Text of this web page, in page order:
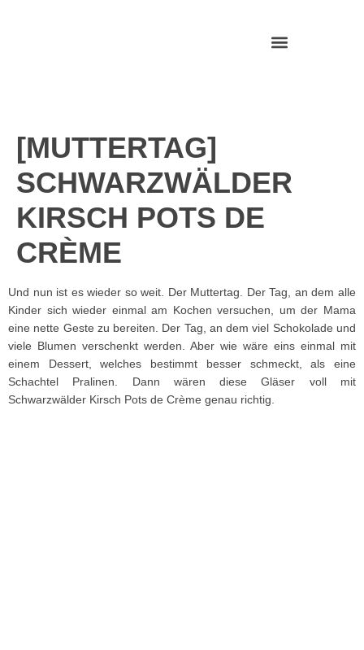
[MUTTERTAG]
SCHWARZWÄLDER
KIRSCH POTS DE
CRÈME
Und nun ist es wieder so weit. Der Muttertag. Der Tag, an dem alle
Kinder sich wieder einmal am Kochen versuchen, um der Mama
eine nette Geste zu bereiten. Der Tag, an dem viel Schokolade und
viele Blumen verschenkt werden. Aber wie wäre eins einmal mit
einem Dessert, welches bestimmt besser schmeckt, als eine
Schachtel Pralinen. Dann wären diese Gläser voll mit
Schwarzwälder Kirsch Pots de Crème genau richtig.